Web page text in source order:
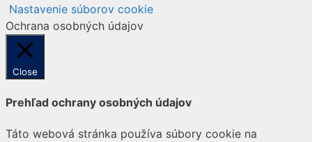
Nastavenie súborov cookie
Ochrana osobných údajov
Close
Prehľad ochrany osobných údajov
Táto webová stránka používa súbory cookie na